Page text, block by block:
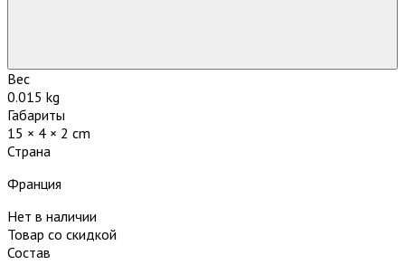
Вес
0.015 kg
Габариты
15 × 4 × 2 cm
Страна
Франция
Нет в наличии
Товар со скидкой
Состав